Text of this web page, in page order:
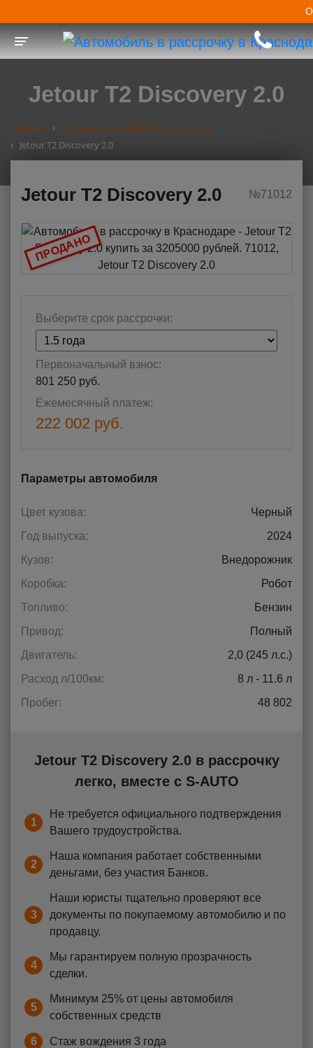
Toggle navigation
Jetour T2 Discovery 2.0
Главная
Каталог автомобилей в рассрочку
Jetour T2 Discovery 2.0
Jetour T2 Discovery 2.0 №71012
Выберите срок рассрочки:
Первоначальный взнос:
801 250 руб.
Ежемесячный платеж:
222 002 руб.
Параметры автомобиля
Цвет кузова:
Черный
Год выпуска:
2024
Кузов:
Внедорожник
Коробка:
Робот
Топливо:
Бензин
Привод:
Полный
Двигатель:
2,0 (245 л.с.)
Расход л/100км:
8 л - 11.6 л
Пробег:
48 802
ПРОДАНО
Jetour T2 Discovery 2.0 в рассрочку
легко, вместе с S-AUTO
1
Не требуется официального подтверждения
Вашего трудоустройства.
2
Наша компания работает собственными
деньгами, без участия Банков.
3
Наши юристы тщательно проверяют все
документы по покупаемому автомобилю и по
продавцу.
4
Мы гарантируем полную прозрачность
сделки.
5
Минимум 25% от цены автомобиля
собственных средств
6 Стаж вождения 3 года